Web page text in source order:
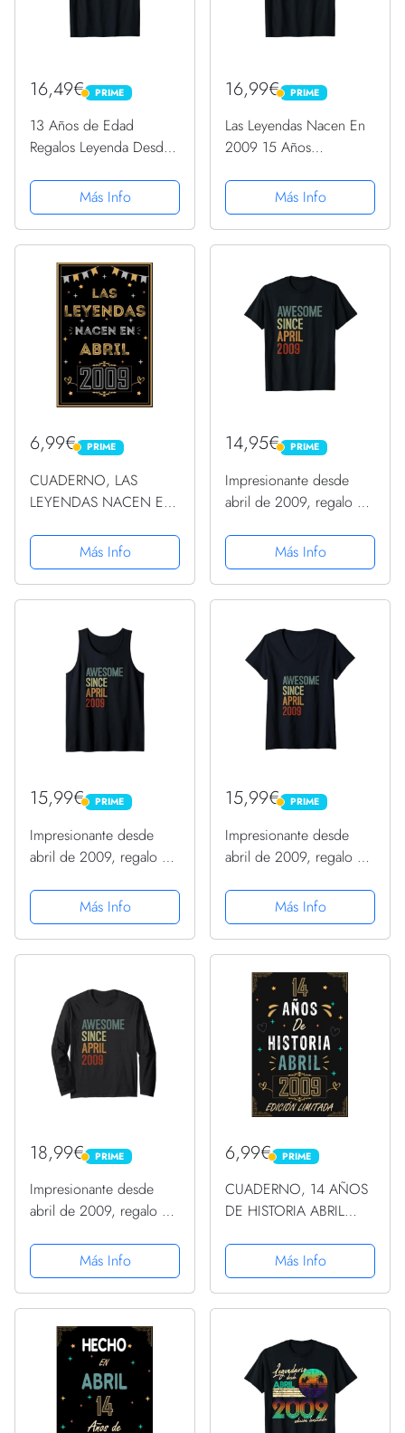
16,49€ PRIME
PRIME
13 Años de Edad
Regalos Leyenda Desde
Cumpleaños Camiseta
Más Info
16,99€ PRIME
PRIME
Las Leyendas Nacen En
2009 15 Años
Regalo Camiseta
Más Info
6,99€ PRIME
PRIME
CUADERNO, LAS
LEYENDAS NACEN EN
14 cumpleaños para
mujeres y hombres,
ideas de 14
cumpleaños... divertido,
... regalo...
Más Info
14,95€ PRIME
PRIME
Impresionante desde
abril de 2009, regalo de
retro Camiseta
Más Info
15,99€ PRIME
PRIME
Impresionante desde
abril de 2009, regalo de
retro Camiseta sin
Mangas
Más Info
15,99€ PRIME
PRIME
Impresionante desde
abril de 2009, regalo de
retro Camiseta Cuello V
Más Info
18,99€ PRIME
PRIME
Impresionante desde
abril de 2009, regalo de
retro Manga Larga
Más Info
6,99€ PRIME
PRIME
CUADERNO, 14 AÑOS
DE HISTORIA ABRIL
LIMITADA: Regalo de 14
cumpleaños para
mujeres y hombres,
cumpleaños... un
cumpleaños... ......
Más Info